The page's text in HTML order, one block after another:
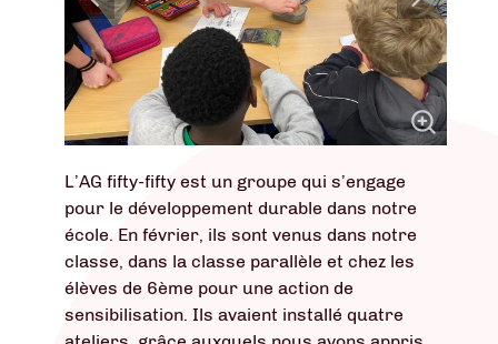
L’AG fifty-fifty est un groupe qui s’engage
pour le développement durable dans notre
école. En février, ils sont venus dans notre
classe, dans la classe parallèle et chez les
élèves de 6ème pour une action de
sensibilisation. Ils avaient installé quatre